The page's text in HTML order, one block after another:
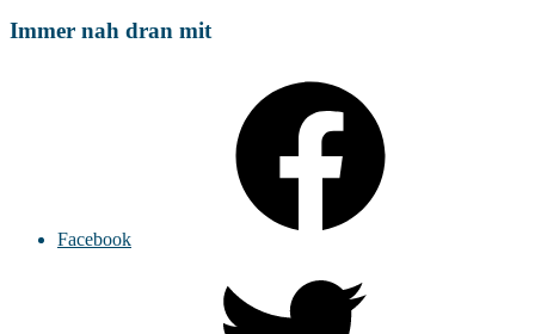
Immer nah dran mit
Facebook